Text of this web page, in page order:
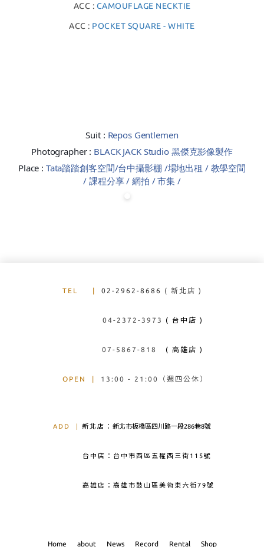
ACC : CAMOUFLAGE NECKTIE
ACC : POCKET SQUARE - WHITE
Suit : Repos Gentlemen
Photographer : BLACK JACK Studio 黑傑克影像製作
Place : Tata踏踏創客空間/台中攝影棚 /場地出租 / 教學空間
/ 課程分享 / 網拍 / 市集 /
TEL 02-2962-8686 ( 新北店 )
04-2372-3973 ( 台中店 )
07-5867-818 ( 高雄店 )
OPEN 13:00 - 21:00（週四公休）
ADD 新北店： 新北市板橋區四川路一段286巷8號
台中店：台中市西區五權西三街115號
高雄店：高雄市鼓山區美術東六街79號
Home about News Record Rental Shop